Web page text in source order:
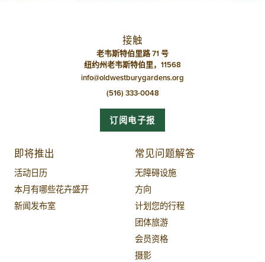
接触
老韦斯特伯里路 71 号
纽约州老韦斯特伯里，11568
info@oldwestburygardens.org
(516) 333-0048
订阅电子报
即将推出
活动日历
本月有哪些花卉盛开
新闻发布室
常见问题解答
无障碍设施
方向
计划您的行程
团体旅游
会员资格
摄影